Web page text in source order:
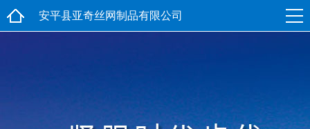
安平县亚奇丝网制品有限公司